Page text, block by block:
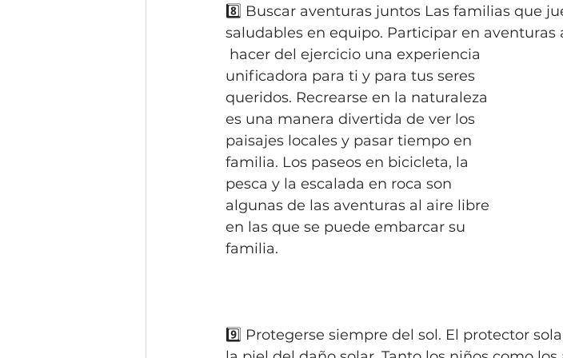
8️⃣ Buscar aventuras juntos Las familias que
saludables en equipo. Participar en
unificadora para ti y para tus seres
queridos. Recrearse en la naturaleza
es una manera divertida de ver los
paisajes locales y pasar tiempo en
familia. Los paseos en bicicleta, la
pesca y la escalada en roca son
algunas de las aventuras al aire libre
en las que se puede embarcar su
familia.
9️⃣ Protegerse siempre del sol. El protector